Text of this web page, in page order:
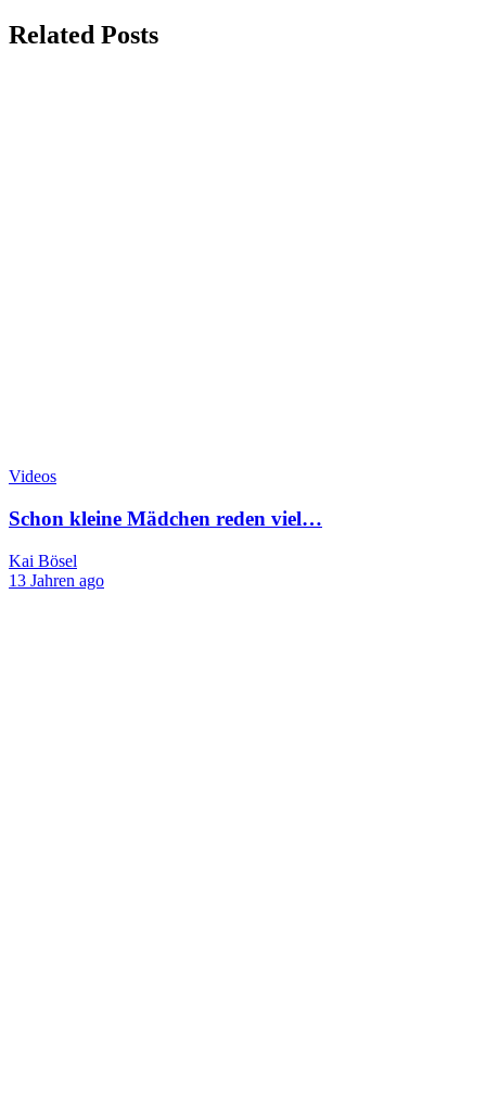
Related Posts
Videos
Schon kleine Mädchen reden viel…
Kai Bösel
13 Jahren ago